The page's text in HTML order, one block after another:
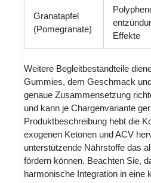
Granatapfel
(Pomegranate)
Effekte
Weitere Begleitbestandteile
Gummies, dem Geschmack
genaue Zusammensetzung
und kann je Chargenvariante
Produktbeschreibung hebt die
exogenen Ketonen und ACV
unterstützende Nährstoffe das
fördern können. Beachten Sie,
harmonische Integration in eine